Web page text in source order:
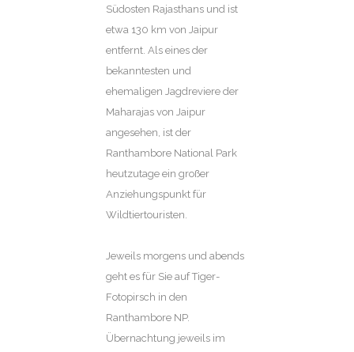
Südosten Rajasthans und ist
etwa 130 km von Jaipur
entfernt. Als eines der
bekanntesten und
ehemaligen Jagdreviere der
Maharajas von Jaipur
angesehen, ist der
Ranthambore National Park
heutzutage ein großer
Anziehungspunkt für
Wildtiertouristen.
Jeweils morgens und abends
geht es für Sie auf Tiger-
Fotopirsch in den
Ranthambore NP.
Übernachtung jeweils im